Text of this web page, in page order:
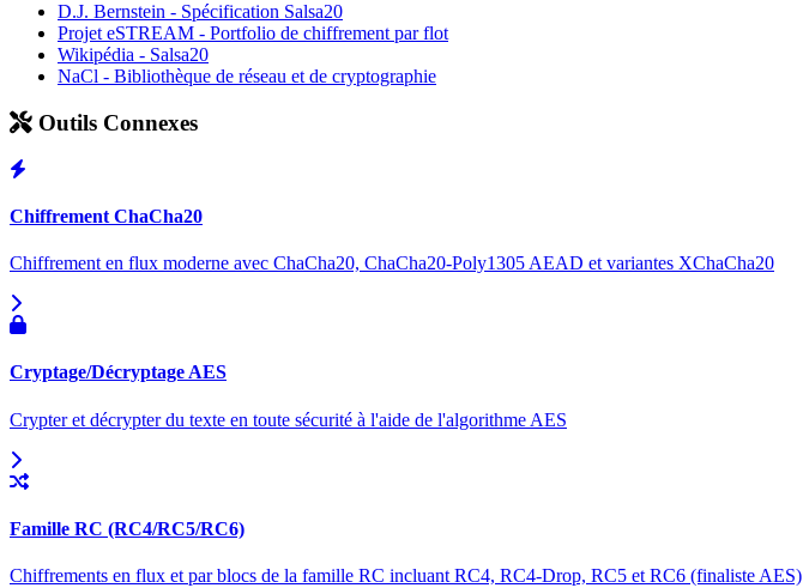
D.J. Bernstein - Spécification Salsa20
Projet eSTREAM - Portfolio de chiffrement par flot
Wikipédia - Salsa20
NaCl - Bibliothèque de réseau et de cryptographie
Outils Connexes
Chiffrement ChaCha20
Chiffrement en flux moderne avec ChaCha20, ChaCha20-Poly1305 AEAD et variantes XChaCha20
Cryptage/Décryptage AES
Crypter et décrypter du texte en toute sécurité à l'aide de l'algorithme AES
Famille RC (RC4/RC5/RC6)
Chiffrements en flux et par blocs de la famille RC incluant RC4, RC4-Drop, RC5 et RC6 (finaliste AES)